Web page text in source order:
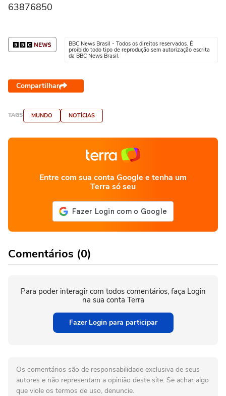
63876850
BBC News Brasil - Todos os direitos reservados. É
proibido todo tipo de reprodução sem autorização escrita
da BBC News Brasil.
Compartilhar
TAGS MUNDO NOTÍCIAS
Entre com sua conta Google e tenha um
Terra só seu
Comentários (0)
Para poder interagir com todos comentários, faça Login
na sua conta Terra
Fazer Login para participar
Os comentários são de responsabilidade exclusiva de seus
autores e não representam a opinião deste site. Se achar algo
que viole os termos de uso, denuncie.